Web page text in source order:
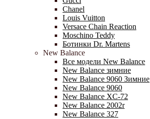
Chanel
Louis Vuitton
Versace Chain Reaction
Moschino Teddy
Ботинки Dr. Martens
New Balance
Все модели New Balance
New Balance зимние
New Balance 9060 Зимние
New Balance 9060
New Balance XC-72
New Balance 2002r
New Balance 327